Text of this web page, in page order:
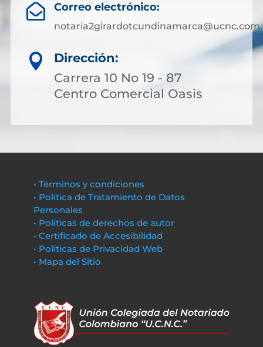
 Correo electrónico:

Dirección:
Carrera 10 No 19 - 87
Centro Comercial Oasis
• Términos y condiciones
• Política de Tratamiento de Datos
Personales
• Políticas de derechos de autor
• Certificado de Accesibilidad
• Políticas de Privacidad Web
• Mapa del Sitio